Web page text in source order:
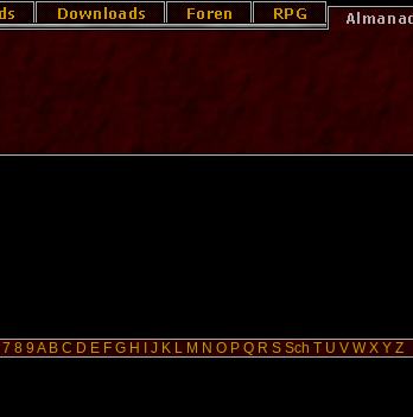
7 8 9 A B C D E F G H J K L M N O P Q R S Sch T U V W X Y Z